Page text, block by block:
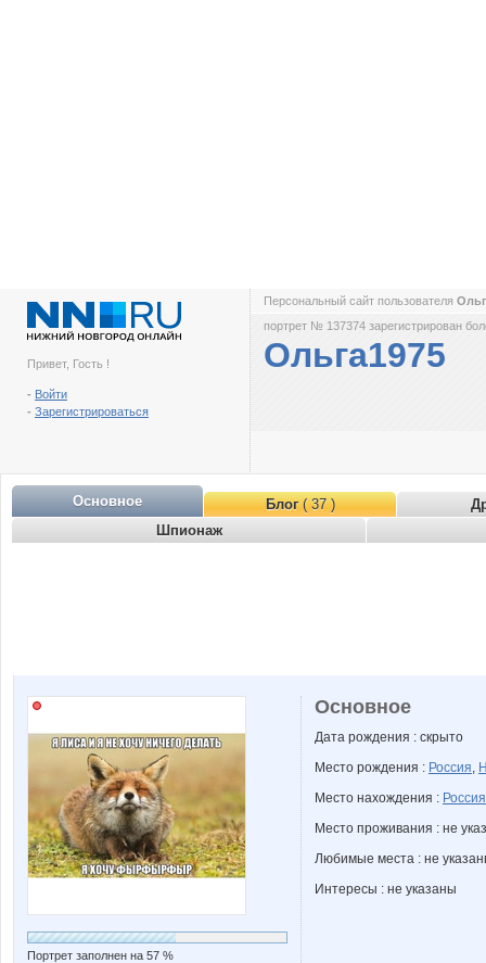
Привет, Гость !
- Войти
- Зарегистрироваться
Персональный сайт пользователя
портрет № 137374 зарегистрирован
Ольга1975
Основное Блог( 37 )
Шпионаж
Портрет заполнен на 57 %
Основное
Дата рождения : скрыто
Место рождения : Россия,
Место нахождения : Россия
Место проживания : не
Любимые места : не
Интересы : не указаны